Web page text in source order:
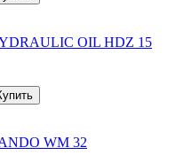
OIL HDZ 15
WM 32